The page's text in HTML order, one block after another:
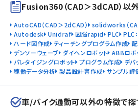
Fusion360（CAD＞3dCAD）以
AutoCAD（CAD＞2dCAD） solidworks（
Autodesk Unidraf 図脳rapid PLC PLC
ハード図作成 ティーチングプログラム作成
デンソーウェーブ ダイヘンロボット ABBロボ
パレタイジングロボット プログラム作成 デバ
稼働データ分析 製品設計書作成 サンプル評
車/バイク通勤可以外の特徴で探